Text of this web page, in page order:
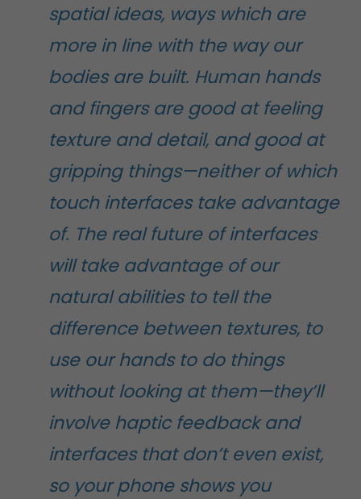
spatial ideas, ways which are
more in line with the way our
bodies are built. Human hands
and fingers are good at feeling
texture and detail, and good at
gripping things—neither of which
touch interfaces take advantage
of. The real future of interfaces
will take advantage of our
natural abilities to tell the
difference between textures, to
use our hands to do things
without looking at them—they’ll
involve haptic feedback and
interfaces that don’t even exist,
so your phone shows you